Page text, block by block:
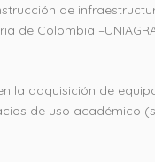
de
de Colombia
la adquisición de
de uso académico